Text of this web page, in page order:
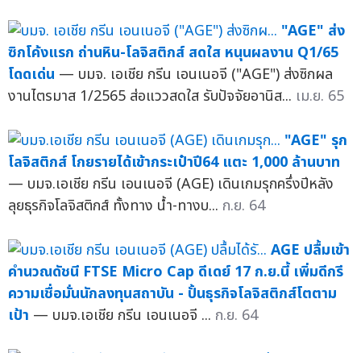
"AGE" ส่ง
ซิกโค้งแรก ถ่านหิน-โลจิสติกส์ สดใส หนุนผลงาน Q1/65
โดดเด่น — บมจ. เอเชีย กรีน เอนเนอจี ("AGE") ส่งซิกผล
งานไตรมาส 1/2565 ส่อแววสดใส รับปัจจัยอานิส... เม.ย. 65
"AGE" รุก
โลจิสติกส์ โกยรายได้เข้ากระเป๋าปี64 แตะ 1,000 ล้านบาท
— บมจ.เอเชีย กรีน เอนเนอจี (AGE) เดินเกมรุกครึ่งปีหลัง
ลุยธุรกิจโลจิสติกส์ ทั้งทาง น้ำ-ทางบ... ก.ย. 64
AGE ปลื้มเข้า
คำนวณดัชนี FTSE Micro Cap ดีเดย์ 17 ก.ย.นี้ เพิ่มดีกรี
ความเชื่อมั่นนักลงทุนสถาบัน - ปั้นธุรกิจโลจิสติกส์โตตาม
เป้า — บมจ.เอเชีย กรีน เอนเนอจี ... ก.ย. 64